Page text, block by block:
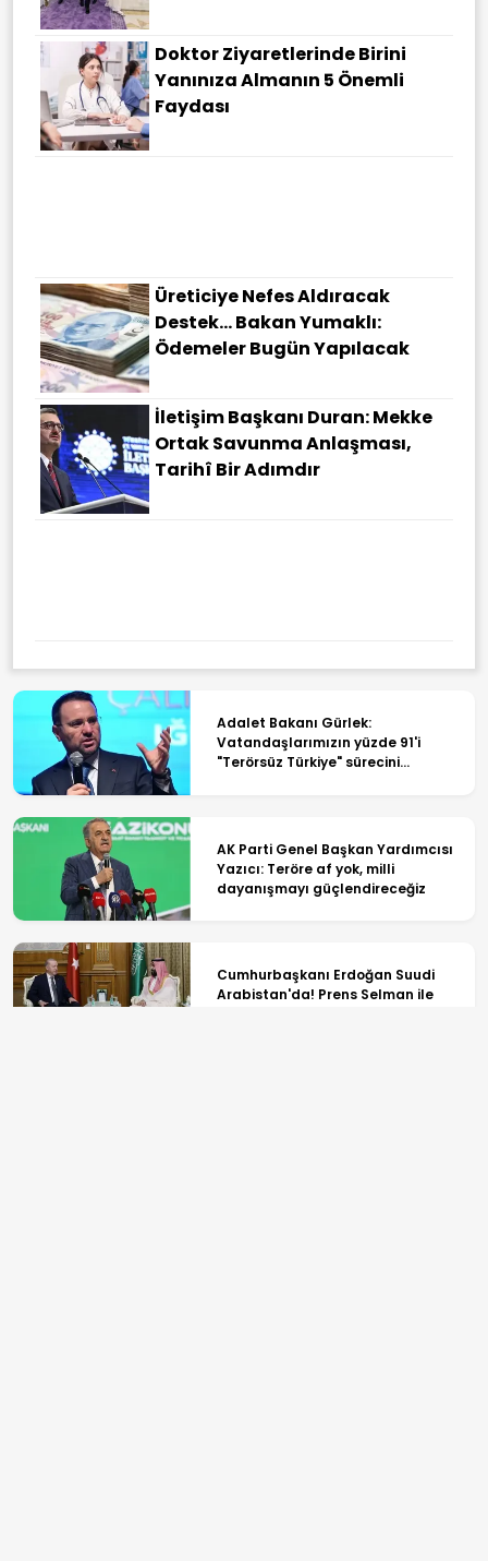
Doktor Ziyaretlerinde Birini
Yanınıza Almanın 5 Önemli
Faydası
Üreticiye Nefes Aldıracak
Destek... Bakan Yumaklı:
Ödemeler Bugün Yapılacak
İletişim Başkanı Duran: Mekke
Ortak Savunma Anlaşması,
Tarihî Bir Adımdır
Adalet Bakanı Gürlek:
Vatandaşlarımızın yüzde 91'i
"Terörsüz Türkiye" sürecini
AK Parti Genel Başkan Yardımcısı
Yazıcı: Teröre af yok, milli
dayanışmayı güçlendireceğiz
Cumhurbaşkanı Erdoğan Suudi
Arabistan'da! Prens Selman ile